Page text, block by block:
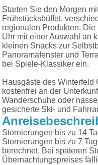
Starten Sie den Morgen
Frühstücksbüffet,
regionalen Produkten.
Uhr mit einer Auswahl an
kleinen Snacks zur
Panoramafenster und
bei Spiele-Klassiker ein.
Hausgäste des Winterfeld
kostenfrei an der
Wanderschuhe oder
gesicherte Ski- und
Stornierungen bis zu 14
Stornierungen bis zu 7
berechnet. Bei späteren
Übernachtungspreises